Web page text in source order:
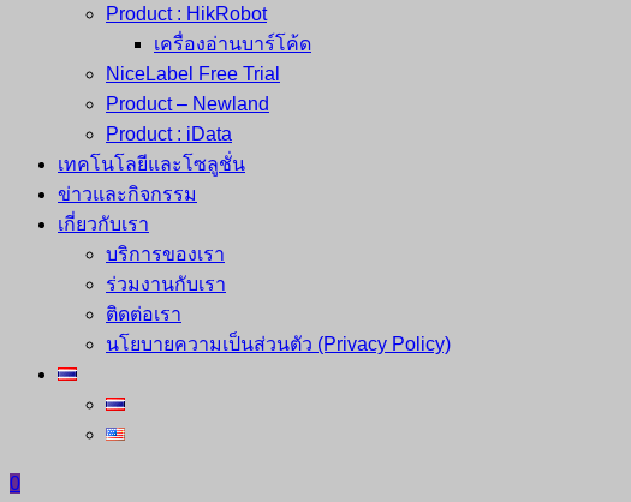
Product : HikRobot
เครื่องอ่านบาร์โค้ด
NiceLabel Free Trial
Product – Newland
Product : iData
เทคโนโลยีและโซลูชั่น
ข่าวและกิจกรรม
เกี่ยวกับเรา
บริการของเรา
ร่วมงานกับเรา
ติดต่อเรา
นโยบายความเป็นส่วนตัว (Privacy Policy)
0